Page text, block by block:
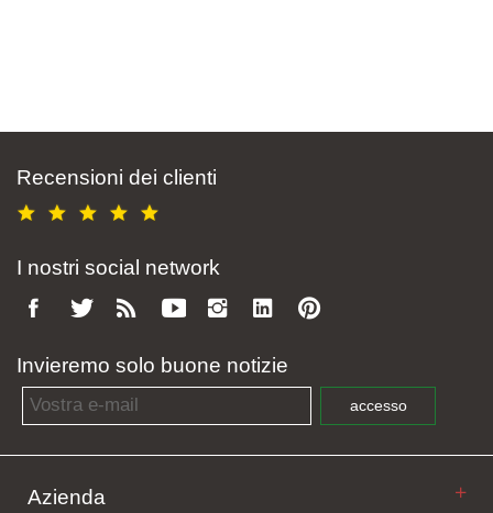
Recensioni dei clienti
I nostri social network
Invieremo solo buone notizie
Email address
accesso
Azienda